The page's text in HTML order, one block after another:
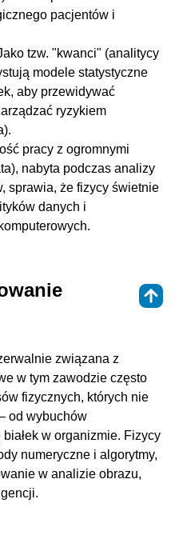
pacjentów i
tzw. "kwanci" (analitycy
modele statystyczne
aby przewidywać
ryzykiem
pracy z ogromnymi
nabyta podczas analizy
sprawia, że fizycy świetnie
danych i
związana z
w tym zawodzie często
fizycznych, których nie
od wybuchów
w organizmie. Fizycy
numeryczne i algorytmy,
w analizie obrazu,